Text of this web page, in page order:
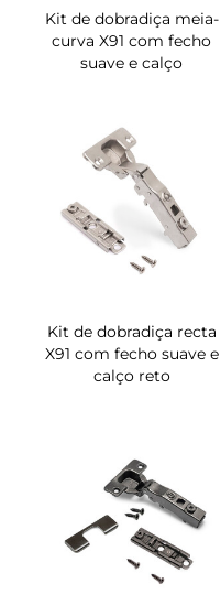
Kit de dobradiça meia-
curva X91 com fecho
suave e calço
Kit de dobradiça recta
X91 com fecho suave e
calço reto